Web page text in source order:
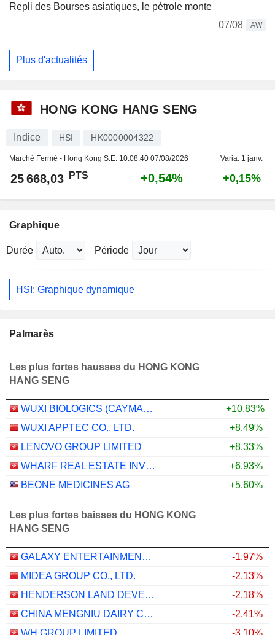
Repli des Bourses asiatiques, le pétrole monte
07/08
AW
Plus d'actualités
HONG KONG HANG SENG
Indice HSI HK0000004322
Marché Fermé - Hong Kong S.E. 10:08:40 07/08/2026 Varia. 1 janv.
25 668,03 PTS +0,54% +0,15%
Graphique
Durée Période
HSI: Graphique dynamique
Palmarès
Les plus fortes hausses du HONG KONG
HANG SENG
WUXI BIOLOGICS (CAYMAN) INC.
+10,83%
WUXI APPTEC CO., LTD.
+8,49%
LENOVO GROUP LIMITED
+8,33%
WHARF REAL ESTATE INVESTMENT COMPANY LIMITED
+6,93%
BEONE MEDICINES AG
+5,60%
Les plus fortes baisses du HONG KONG
HANG SENG
GALAXY ENTERTAINMENT GROUP LIMITED
-1,97%
MIDEA GROUP CO., LTD.
-2,13%
HENDERSON LAND DEVELOPMENT COMPANY LIMITED
-2,18%
CHINA MENGNIU DAIRY COMPANY LIMITED
-2,41%